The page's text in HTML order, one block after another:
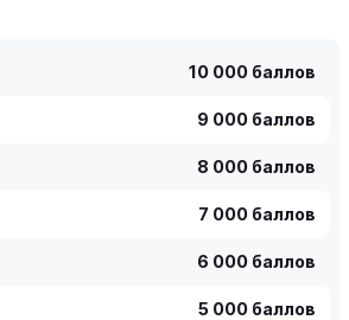
10 000 баллов
9 000 баллов
8 000 баллов
7 000 баллов
6 000 баллов
5 000 баллов